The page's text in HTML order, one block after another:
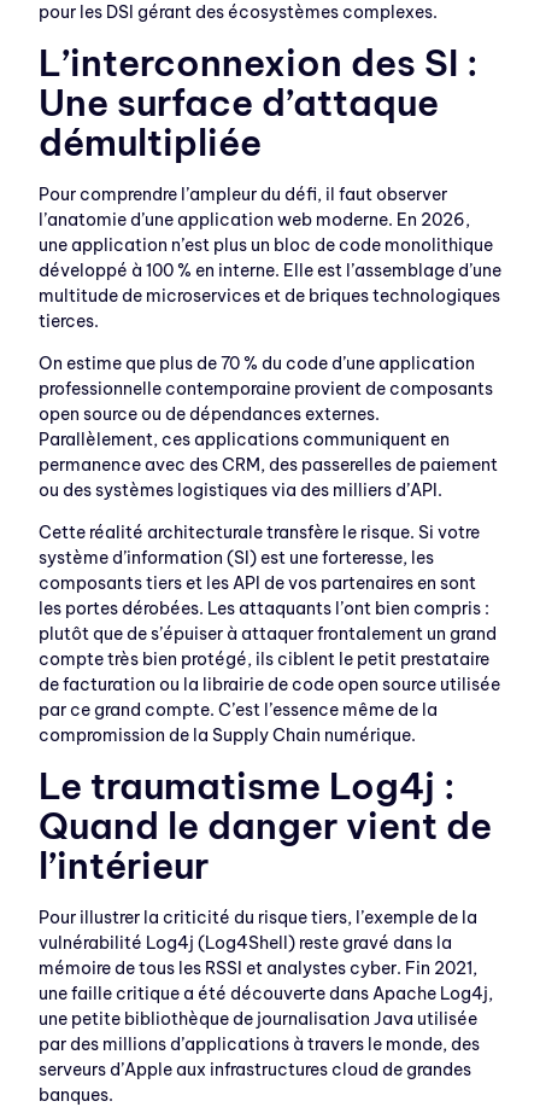
pour les DSI gérant des écosystèmes complexes.
L’interconnexion des SI :
Une surface d’attaque
démultipliée
Pour comprendre l’ampleur du défi, il faut observer
l’anatomie d’une application web moderne. En 2026,
une application n’est plus un bloc de code monolithique
développé à 100 % en interne. Elle est l’assemblage d’une
multitude de microservices et de briques technologiques
tierces.
On estime que plus de 70 % du code d’une application
professionnelle contemporaine provient de composants
open source ou de dépendances externes.
Parallèlement, ces applications communiquent en
permanence avec des CRM, des passerelles de paiement
ou des systèmes logistiques via des milliers d’API.
Cette réalité architecturale transfère le risque. Si votre
système d’information (SI) est une forteresse, les
composants tiers et les API de vos partenaires en sont
les portes dérobées. Les attaquants l’ont bien compris :
plutôt que de s’épuiser à attaquer frontalement un grand
compte très bien protégé, ils ciblent le petit prestataire
de facturation ou la librairie de code open source utilisée
par ce grand compte. C’est l’essence même de la
compromission de la Supply Chain numérique.
Le traumatisme Log4j :
Quand le danger vient de
l’intérieur
Pour illustrer la criticité du risque tiers, l’exemple de la
vulnérabilité Log4j (Log4Shell) reste gravé dans la
mémoire de tous les RSSI et analystes cyber. Fin 2021,
une faille critique a été découverte dans Apache Log4j,
une petite bibliothèque de journalisation Java utilisée
par des millions d’applications à travers le monde, des
serveurs d’Apple aux infrastructures cloud de grandes
banques.